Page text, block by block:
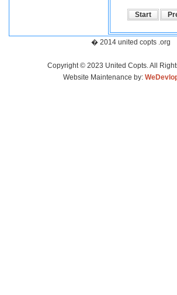
Start
� 2014 united copts .org
Copyright © 2023 United Copts. All
Website Maintenance by: